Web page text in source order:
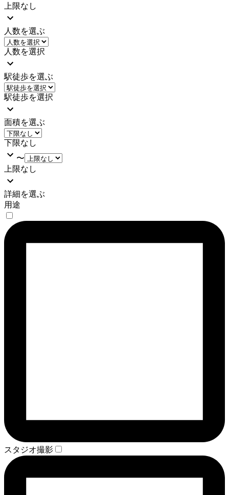
上限なし
人数を選ぶ
人数を選択
駅徒歩を選ぶ
駅徒歩を選択
面積を選ぶ
下限なし
〜
上限なし
詳細を選ぶ
用途
スタジオ撮影